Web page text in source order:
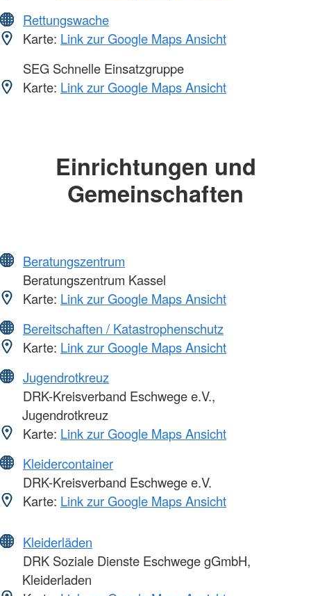
Rettungswache
Karte: Link zur Google Maps Ansicht
SEG Schnelle Einsatzgruppe
Karte: Link zur Google Maps Ansicht
Einrichtungen und
Gemeinschaften
Beratungszentrum
Beratungszentrum Kassel
Karte: Link zur Google Maps Ansicht
Bereitschaften / Katastrophenschutz
Karte: Link zur Google Maps Ansicht
Jugendrotkreuz
DRK-Kreisverband Eschwege e.V.,
Jugendrotkreuz
Karte: Link zur Google Maps Ansicht
Kleidercontainer
DRK-Kreisverband Eschwege e.V.
Karte: Link zur Google Maps Ansicht
Kleiderläden
DRK Soziale Dienste Eschwege gGmbH,
Kleiderladen